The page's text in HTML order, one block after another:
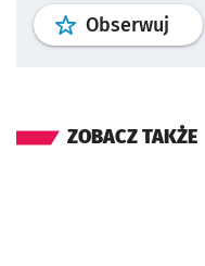
Obserwuj profil
ZOBACZ TAKŻE